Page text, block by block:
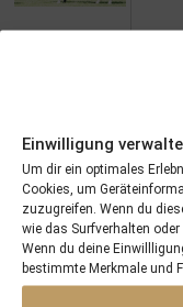
Einwilligung
Um dir ein optimales
Cookies, um
zuzugreifen. Wenn du
wie das Surfverhalten oder
Wenn du deine
bestimmte Merkmale und
Gr.1 Sire